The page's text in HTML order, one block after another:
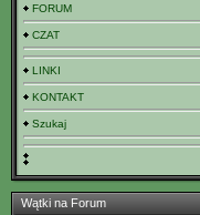
FORUM
CZAT
LINKI
KONTAKT
Szukaj
Wątki na Forum